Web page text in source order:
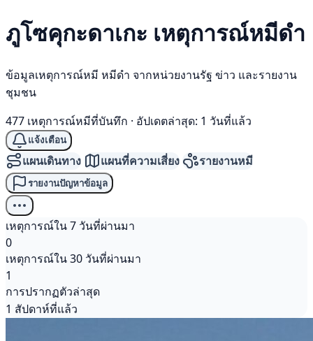
ภูโซคุกะดาเกะ เหตุการณ์หมีดำ
ข้อมูลเหตุการณ์หมี หมีดำ จากหน่วยงานรัฐ ข่าว และรายงาน
ชุมชน
477 เหตุการณ์หมีที่บันทึก · อัปเดตล่าสุด: 1 วันที่แล้ว
แจ้งเตือน
แผนเดินทาง แผนที่ความเสี่ยง รายงานหมี
รายงานปัญหาข้อมูล
เหตุการณ์ใน 7 วันที่ผ่านมา
0
เหตุการณ์ใน 30 วันที่ผ่านมา
1
การปรากฏตัวล่าสุด
1 สัปดาห์ที่แล้ว